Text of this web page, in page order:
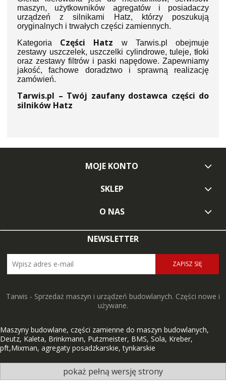
maszyn, użytkowników agregatów i posiadaczy
urządzeń z silnikami Hatz, którzy poszukują
oryginalnych i trwałych części zamiennych.
Kategoria Części Hatz w Tarwis.pl obejmuje
zestawy uszczelek, uszczelki cylindrowe, tuleje, tłoki
oraz zestawy filtrów i paski napędowe. Zapewniamy
jakość, fachowe doradztwo i sprawną realizację
zamówień.
Tarwis.pl – Twój zaufany dostawca części do
silników Hatz
MOJE KONTO
SKLEP
O NAS
NEWSLETTER
ZAPISZ SIĘ
Tarwis - Sprzedaż maszyn i urządzeń budowlanych. Części nowe i
używane.
Maszyny budowlane, części zamienne do maszyn budowlanych,
Deutz, Kaleta, Brinkmann, Putzmeister, BMS, Sola, Kreber,
pft,Mixman, agregaty posadzkarskie, tynkarskie
pokaż pełną wersję strony